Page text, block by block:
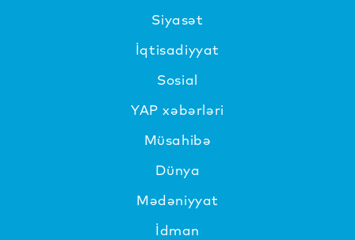
Siyasət
İqtisadiyyat
Sosial
YAP xəbərləri
Müsahibə
Dünya
Mədəniyyat
İdman